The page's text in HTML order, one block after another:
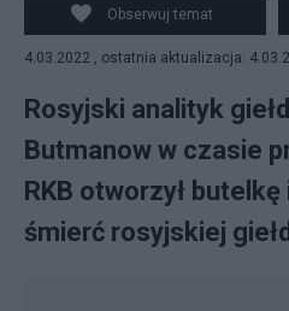
Fot. Nexta/Twitter
Obserwuj temat
4.03.2022 , ostatnia aktualizacja:
Rosyjski analityk
Butmanow w czasie
RKB otworzył
śmierć rosyjskiej